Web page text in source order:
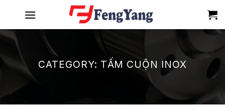
content
CATEGORY: TẤM CUỘN INOX